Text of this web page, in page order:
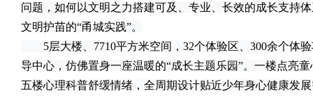
问题，如何以文明之力搭建可及、专业、长效的成长支持
文明护苗的“甬城实践”。
5层大楼、7710平方米空间，32个体验区、300余个体
导中心，仿佛置身一座温暖的“成长主题乐园”。一楼点亮
五楼心理科普舒缓情绪，全周期设计贴近少年身心健康发